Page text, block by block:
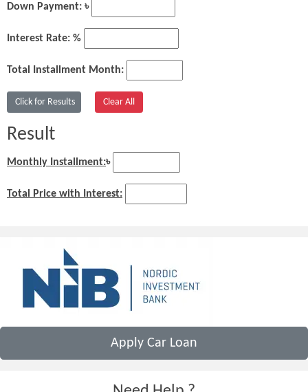
Down Payment: ৳
Interest Rate: %
Total Installment Month:
Result
Monthly Installment:৳
Total Price with Interest:
Apply Car Loan